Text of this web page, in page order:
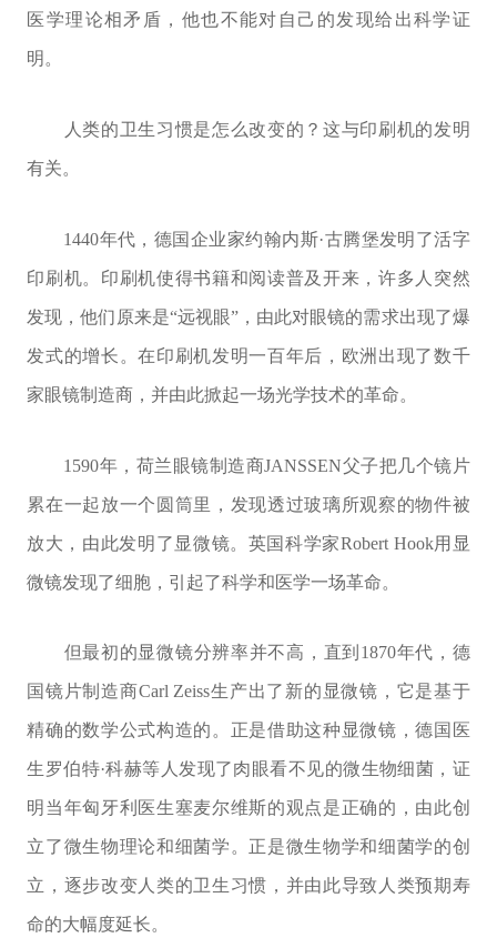
医学理论相矛盾，他也不能对自己的发现给出科学证
明。
人类的卫生习惯是怎么改变的？这与印刷机的发明
有关。
1440年代，德国企业家约翰内斯·古腾堡发明了活字
印刷机。印刷机使得书籍和阅读普及开来，许多人突然
发现，他们原来是“远视眼”，由此对眼镜的需求出现了爆
发式的增长。在印刷机发明一百年后，欧洲出现了数千
家眼镜制造商，并由此掀起一场光学技术的革命。
1590年，荷兰眼镜制造商JANSSEN父子把几个镜片
累在一起放一个圆筒里，发现透过玻璃所观察的物件被
放大，由此发明了显微镜。英国科学家Robert Hook用显
微镜发现了细胞，引起了科学和医学一场革命。
但最初的显微镜分辨率并不高，直到1870年代，德
国镜片制造商Carl Zeiss生产出了新的显微镜，它是基于
精确的数学公式构造的。正是借助这种显微镜，德国医
生罗伯特·科赫等人发现了肉眼看不见的微生物细菌，证
明当年匈牙利医生塞麦尔维斯的观点是正确的，由此创
立了微生物理论和细菌学。正是微生物学和细菌学的创
立，逐步改变人类的卫生习惯，并由此导致人类预期寿
命的大幅度延长。